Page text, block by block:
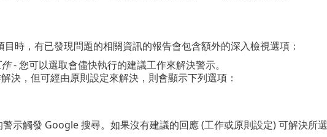
時，有已發現問題的相關資訊的報告會包含額外的深入檢視選項：
- 您可以選取會儘快執行的建議工作來解決警示。
決，但可經由原則設定來解決，則會顯示下列選項：
示觸發 Google 搜尋。如果沒有建議的回應 (工作或原則設定) 可解決所